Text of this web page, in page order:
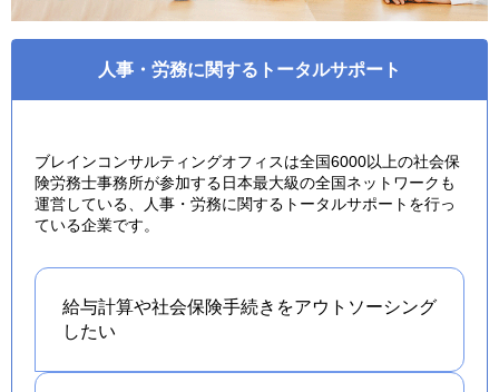
人事・労務に関するトータルサポート
ブレインコンサルティングオフィスは全国6000以上の社会保
険労務士事務所が参加する日本最大級の全国ネットワークも
運営している、人事・労務に関するトータルサポートを行っ
ている企業です。
給与計算や社会保険手続きをアウトソーシング
したい